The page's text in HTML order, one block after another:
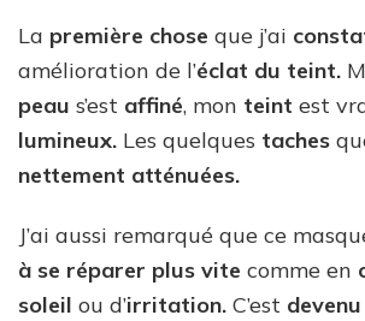
La première chose que j’ai
amélioration de l’éclat du teint.
peau s’est affiné, mon teint est
lumineux. Les quelques taches
nettement atténuées.
J’ai aussi remarqué que ce
à se réparer plus vite comme en
soleil ou d’irritation. C’est